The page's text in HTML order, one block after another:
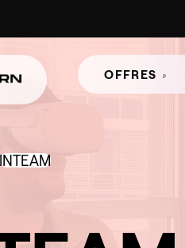
OFFRES
INTEAM